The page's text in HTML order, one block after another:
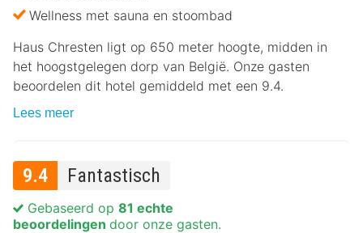
Wellness met sauna en stoombad
Haus Chresten ligt op 650 meter hoogte, midden in
het hoogstgelegen dorp van België. Onze gasten
beoordelen dit hotel gemiddeld met een 9.4.
Lees meer
9.4 Fantastisch
Gebaseerd op 81 echte
beoordelingen door onze gasten.